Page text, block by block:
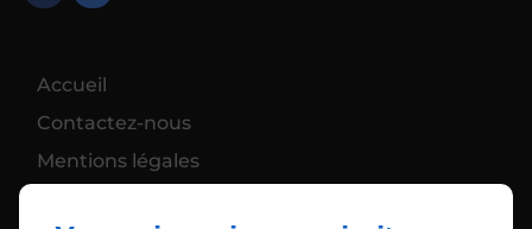
Accueil
Contactez-nous
Mentions légales